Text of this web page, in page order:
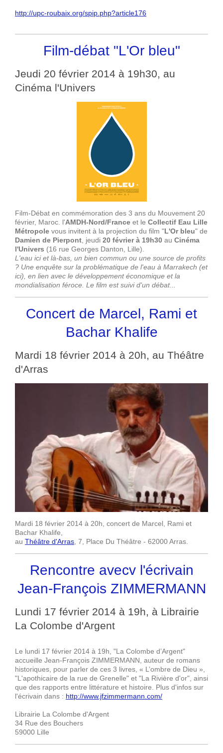
http://upc-roubaix.org/spip.php?article176
Film-débat "L'Or bleu"
Jeudi 20 février 2014 à 19h30, au
Cinéma l'Univers
Film-Débat en commémoration des 3 ans du Mouvement 20
février, Maroc. l'AMDH-Nord/France et le Collectif Eau Lille
Métropole vous invitent à la projection du film "L'Or bleu" de
Damien de Pierpont, jeudi 20 février à 19h30 au Cinéma
l'Univers (16 rue Georges Danton, Lille).
L'eau ici et là-bas, un bien commun ou une source de profits
? Une enquête sur la problématique de l'eau à Marrakech (et
ici), en lien avec le développement économique et la
mondialisation féroce. Le film est suivi d'un débat...
Concert de Marcel, Rami et
Bachar Khalife
Mardi 18 février 2014 à 20h, au Théâtre
d'Arras
Mardi 18 février 2014 à 20h, concert de Marcel, Rami et
Bachar Khalife,
au Théâtre d'Arras, 7, Place Du Théâtre - 62000 Arras.
Rencontre avecv l'écrivain
Jean-François ZIMMERMANN
Lundi 17 février 2014 à 19h, à Librairie
La Colombe d'Argent
Le lundi 17 février 2014 à 19h, "La Colombe d’Argent"
accueille Jean-François ZIMMERMANN, auteur de romans
historiques, pour parler de ces 3 livres, « L’ombre de Dieu »,
"L'apothicaire de la rue de Grenelle" et "La Rivière d'or", ainsi
que des rapports entre littérature et histoire. Plus d'infos sur
l'écrivain dans : http://www.jfzimmermann.com/
Librairie La Colombe d'Argent
34 Rue des Bouchers
59000 Lille